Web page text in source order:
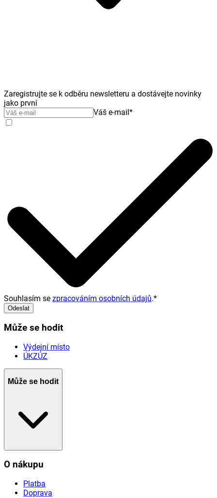
Zaregistrujte se k odběru newsletteru a dostávejte novinky
jako první
Váš e-mail*
Souhlasím se zpracováním osobních údajů.*
Odeslat
Může se hodit
Výdejní místo
ÚKZÚZ
Může se hodit
O nákupu
Platba
Doprava